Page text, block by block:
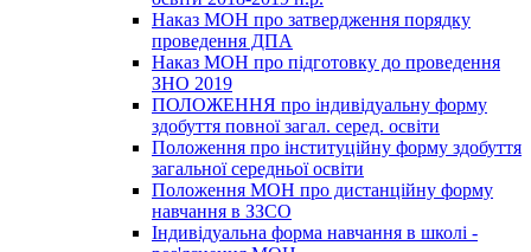
Наказ МОН про затвердження порядку
проведення ДПА
Наказ МОН про підготовку до проведення
ЗНО 2019
ПОЛОЖЕННЯ про індивідуальну форму
здобуття повної загал. серед. освіти
Положення про інституційну форму здобуття
загальної середньої освіти
Положення МОН про дистанційну форму
навчання в ЗЗСО
Індивідуальна форма навчання в школі -